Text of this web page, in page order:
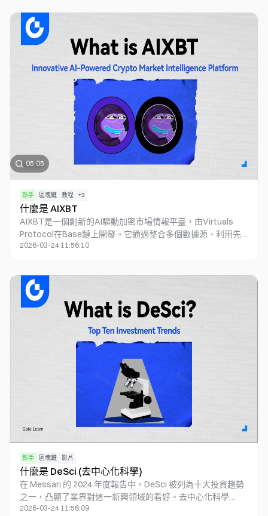
AgentFi 的複雜性在於，它涉及到動態決策、多步驟操作，以
及與其他代理和協議的交互。雖然目前AgentFi還屬於新興賽
道，隨著AI的應用普及化，AgentFi 的未來將值得期待。
05:05
新手 區塊鏈 教程 +3
什麼是 AIXBT
AIXBT是一個創新的AI驅動加密市場情報平臺，由Virtuals
Protocol在Base鏈上開發。它通過整合多個數據源，利用先
進的敘述檢測和Alpha分析，為用戶提供實時市場洞察和交易
AIXBT展現驚人增長潛力，兩週內市值突破2.5億美元，X平臺
粉絲超10萬。對於持有600,000枚以上$AIXBT的用戶，可通過
官方平臺獲取更精準的市場分析。
2026-03-24 11:56:10
0
新手 區塊鏈 影片
什麼是 DeSci (去中心化科學)
在 Messari 的 2024 年度報告中，DeSci 被列為十大投資趨勢
之一，凸顯了業界對這一新興領域的看好。去中心化科學
（DeSci）是一種革命性的科研模式，旨在解決傳統科學研究
2026-03-24 11:56:09